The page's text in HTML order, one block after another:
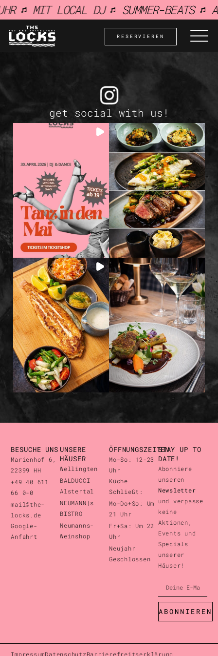
springenMIT LOCAL DJ SUMMER-BEATS
RESERVIEREN
get social with us!
BESUCHE UNS
Marienhof 6,
22399 HH
+49 40 611
66 0-0
mail@the-
locks.de
Google-
Anfahrt
UNSERE
HÄUSER
Wellingten
BALDUCCI
Alstertal
NEUMANN|s
BISTRO
Neumanns-
Weinshop
ÖFFNUNGSZEITEN
Mo-So: 12-23
Uhr
Küche
Schließt:
Mo-Do+So: Um
21 Uhr
Fr+Sa: Um 22
Uhr
Neujahr
Geschlossen
STAY UP TO
DATE!
Abonniere
unseren
Newsletter
und verpasse
keine
Aktionen,
Events und
Specials
unserer
Häuser!
ABONNIEREN
ImpressumDatenschutzBarrierefreitserklärung